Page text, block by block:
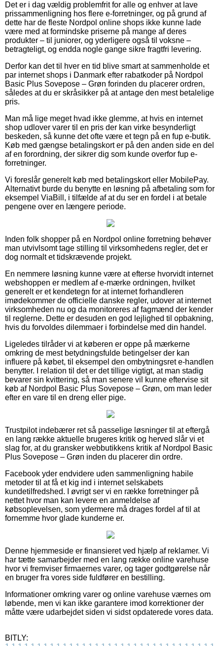
Det er i dag vældig problemfrit for alle og enhver at lave
prissammenligning hos flere e-forretninger, og på grund af
dette har de fleste Nordpol online shops ikke kunne lade
være med at formindske priserne på mange af deres
produkter – til juniorer, og yderligere også til voksne –
betragteligt, og endda nogle gange sikre fragtfri levering.
Derfor kan det til hver en tid blive smart at sammenholde et
par internet shops i Danmark efter rabatkoder på Nordpol
Basic Plus Sovepose – Grøn forinden du placerer ordren,
således at du er skråsikker på at antage den mest betalelige
pris.
Man må lige meget hvad ikke glemme, at hvis en internet
shop udlover varer til en pris der kan virke besynderligt
beskeden, så kunne det ofte være et tegn på en fup e-butik.
Køb med gængse betalingskort er på den anden side en del
af en forordning, der sikrer dig som kunde overfor fup e-
forretninger.
Vi foreslår generelt køb med betalingskort eller MobilePay.
Alternativt burde du benytte en løsning på afbetaling som for
eksempel ViaBill, i tilfælde af at du ser en fordel i at betale
pengene over en længere periode.
Inden folk shopper på en Nordpol online forretning behøver
man utvivlsomt tage stilling til virksomhedens regler, det er
dog normalt et tidskrævende projekt.
En nemmere løsning kunne være at efterse hvorvidt internet
webshoppen er medlem af e-mærke ordningen, hvilket
generelt er et kendetegn for at internet forhandleren
imødekommer de officielle danske regler, udover at internet
virksomheden nu og da monitoreres af fagmænd der kender
til reglerne. Dette er desuden en god lejlighed til opbakning,
hvis du forvoldes dilemmaer i forbindelse med din handel.
Ligeledes tilråder vi at køberen er oppe på mærkerne
omkring de mest betydningsfulde betingelser der kan
influere på købet, til eksempel den ombytningsret e-handlen
benytter. I relation til det er det tillige vigtigt, at man stadig
bevarer sin kvittering, så man senere vil kunne eftervise sit
køb af Nordpol Basic Plus Sovepose – Grøn, om man leder
efter en vare til en dreng eller pige.
Trustpilot indebærer ret så passelige løsninger til at eftergå
en lang række aktuelle brugeres kritik og herved slår vi et
slag for, at du gransker webbutikkens kritik af Nordpol Basic
Plus Sovepose – Grøn inden du placerer din ordre.
Facebook yder endvidere uden sammenligning habile
metoder til at få et kig ind i internet selskabets
kundetilfredshed. I øvrigt ser vi en række forretninger på
nettet hvor man kan levere en anmeldelse af
købsoplevelsen, som ydermere må drages fordel af til at
fornemme hvor glade kunderne er.
Denne hjemmeside er finansieret ved hjælp af reklamer. Vi
har tætte samarbejder med en lang række online varehuse
hvor vi fremviser firmaernes varer, og tager godtgørelse når
en bruger fra vores side fuldfører en bestilling.
Informationer omkring varer og online varehuse værnes om
løbende, men vi kan ikke garantere imod korrektioner der
måtte være udarbejdet siden vi sidst opdaterede vores data.
BITLY: